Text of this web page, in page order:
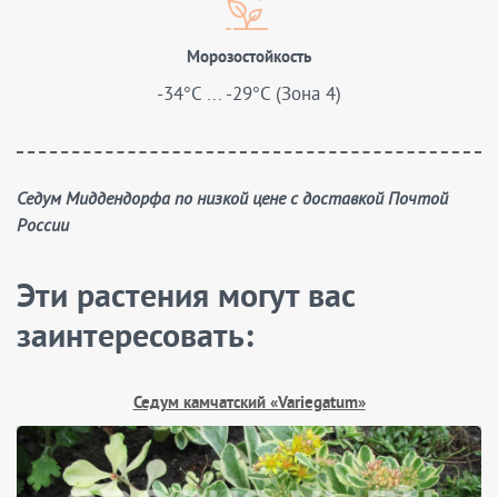
Морозостойкость
-34°C ... -29°C (Зона 4)
Седум Миддендорфа по низкой цене с доставкой Почтой
России
Эти растения могут вас
заинтересовать:
Седум камчатский «Variegatum»